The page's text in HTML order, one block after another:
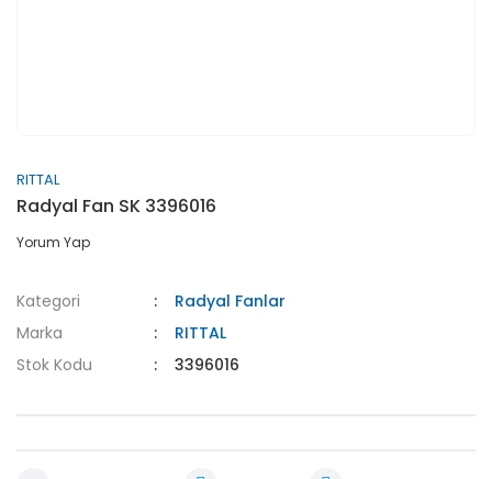
RITTAL
Radyal Fan SK 3396016
Yorum Yap
Kategori
Radyal Fanlar
Marka
RITTAL
Stok Kodu
3396016